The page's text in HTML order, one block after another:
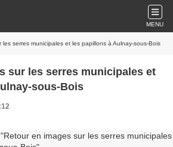
MENU
les serres municipales et les papillons à Aulnay-sous-Bois
sur les serres municipales et
sous-Bois